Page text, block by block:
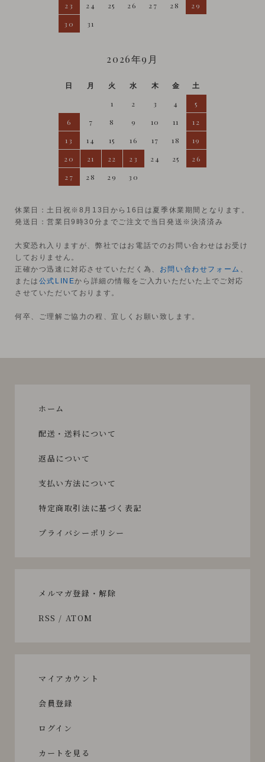
23
24 25 26 27 28
29
30
31
2026年9月
日 月 火 水 木 金
土
1
2 3 4
5
6
7 8 9 10 11
12
13
14 15 16 17 18
19
20
21 22 23 24 25
26
27
28 29 30
休業日：土日祝※8月13日から16日は夏季休業期間となります。
発送日：営業日9時30分までご注文で当日発送※決済済み
大変恐れ入りますが、弊社ではお電話でのお問い合わせはお受け
しておりません。
正確かつ迅速に対応させていただく為、 お問い合わせフォーム 、
または 公式LINEから詳細の情報をご入力いただいた上でご対応
させていただいております。
何卒、ご理解ご協力の程、宜しくお願い致します。
ホーム
配送・送料について
返品について
支払い方法について
特定商取引法に基づく表記
プライバシーポリシー
メルマガ登録・解除
RSS / ATOM
マイアカウント
会員登録
ログイン
カートを見る